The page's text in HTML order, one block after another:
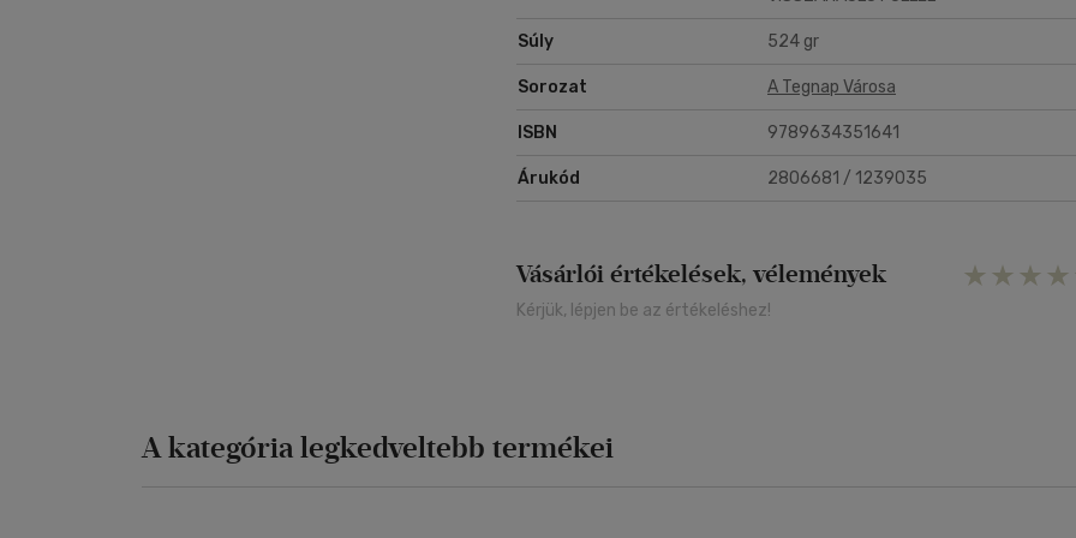
Súly 524 gr
Sorozat A Tegnap Városa
ISBN 9789634351641
Árukód 2806681 / 1239035
Vásárlói értékelések, vélemények
Kérjük, lépjen be az értékeléshez!
A kategória legkedveltebb termékei